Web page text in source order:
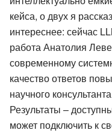
кейса, о двух я
интереснее: сейчас
работа Анатолия
современному
качество ответов
научного
Результаты –
может подключить к